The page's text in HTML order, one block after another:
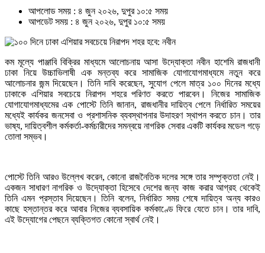
আপলোড সময় : ৪ জুন ২০২৬, দুপুর ১০:৫ সময়
আপডেট সময় : ৪ জুন ২০২৬, দুপুর ১০:৫ সময়
কম মূল্যে পাঞ্জাবি বিক্রির মাধ্যমে আলোচনায় আসা উদ্যোক্তা নবীন হাশেমি রাজধানী
ঢাকা নিয়ে উচ্চাভিলাষী এক মন্তব্য করে সামাজিক যোগাযোগমাধ্যমে নতুন করে
আলোচনার জন্ম দিয়েছেন। তিনি দাবি করেছেন, সুযোগ পেলে মাত্র ১০০ দিনের মধ্যে
ঢাকাকে এশিয়ার সবচেয়ে নিরাপদ শহরে পরিণত করতে পারবেন। নিজের সামাজিক
যোগাযোগমাধ্যমের এক পোস্টে তিনি জানান, রাজধানীর দায়িত্ব পেলে নির্ধারিত সময়ের
মধ্যেই কার্যকর জনসেবা ও প্রশাসনিক ব্যবস্থাপনার উদাহরণ স্থাপন করতে চান। তার
ভাষ্য, দায়িত্বশীল কর্মকর্তা-কর্মচারীদের সমন্বয়ে নাগরিক সেবার একটি কার্যকর মডেল গড়ে
তোলা সম্ভব।
পোস্টে তিনি আরও উল্লেখ করেন, কোনো রাজনৈতিক দলের সঙ্গে তার সম্পৃক্ততা নেই।
একজন সাধারণ নাগরিক ও উদ্যোক্তা হিসেবে দেশের জন্য কাজ করার আগ্রহ থেকেই
তিনি এমন প্রস্তাব দিয়েছেন। তিনি বলেন, নির্ধারিত সময় শেষে দায়িত্ব অন্য কারও
কাছে হস্তান্তর করে আবার নিজের ব্যবসায়িক কর্মকাণ্ডে ফিরে যেতে চান। তার দাবি,
এই উদ্যোগের পেছনে ব্যক্তিগত কোনো স্বার্থ নেই।